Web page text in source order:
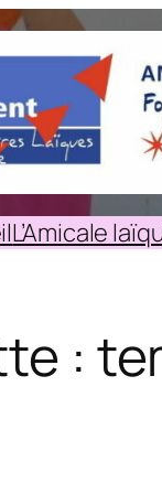
L’Amicale
: